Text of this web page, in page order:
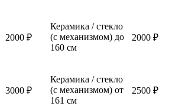
2000 ₽
Керамика / стекло
(с механизмом) до
160 см
2000 ₽
3000 ₽
Керамика / стекло
(с механизмом) от
161 см
2500 ₽